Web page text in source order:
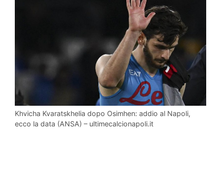
Khvicha Kvaratskhelia dopo Osimhen: addio al Napoli,
ecco la data (ANSA) – ultimecalcionapoli.it